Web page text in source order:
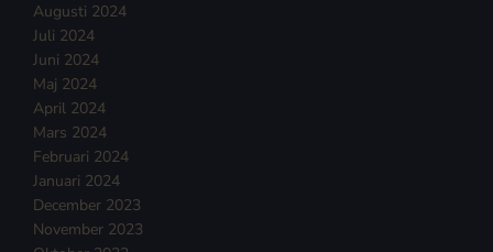
Augusti 2024
Juli 2024
Juni 2024
Maj 2024
April 2024
Mars 2024
Februari 2024
Januari 2024
December 2023
November 2023